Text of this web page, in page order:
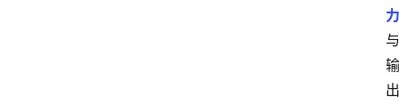
力
与
输
出